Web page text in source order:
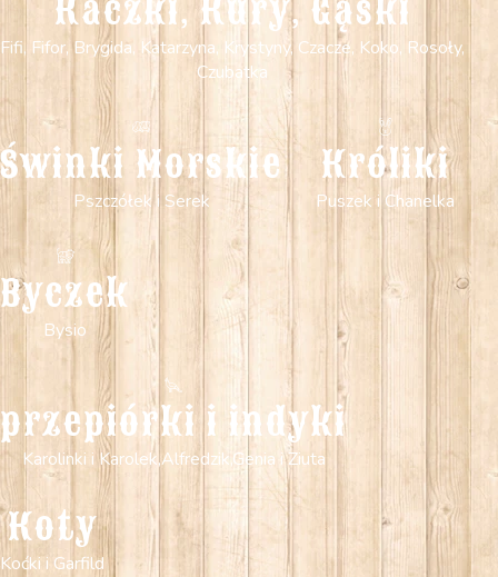
Kaczki, Kury, Gąski
Fifi, Fifor, Brygida, Katarzyna, Krystyny, Czacze, Koko, Rosoły,
Czubatka
Świnki Morskie
Pszczółek i Serek
Króliki
Puszek i Chanelka
Byczek
Bysio
przepiórki i indyki
Karolinki i Karolek,Alfredzik,Genia i Ziuta
Koty
Koćki i Garfild